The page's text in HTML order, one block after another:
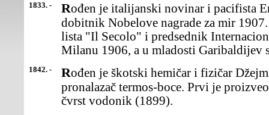
1833. - Rođen je italijanski novinar i pacifista Ernesto Teodoro Moneta,
dobitnik Nobelove nagrade za mir
lista "Il Secolo" i predsednik
Milanu 1906, a u mladosti Garibaldijev
1842. - Rođen je škotski hemičar i fizičar Džejms Đuer(James Dewar),
pronalazač termos-boce. Prvi je
čvrst vodonik (1899).